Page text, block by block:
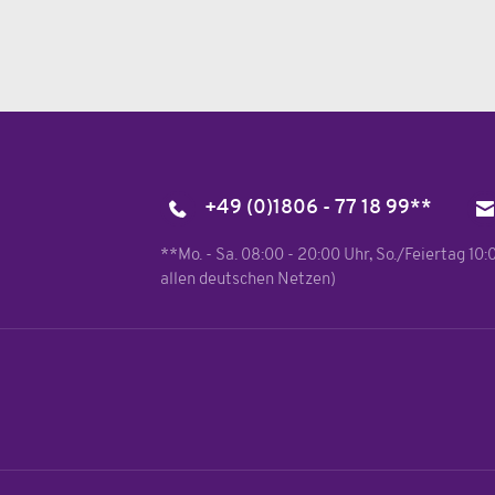
+49 (0)1806 - 77 18 99**
**Mo. - Sa. 08:00 - 20:00 Uhr, So./Feiertag
allen deutschen Netzen)